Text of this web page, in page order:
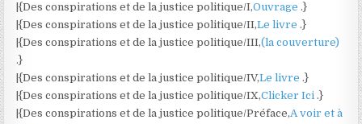
|{Des conspirations et de la justice politique/I,Ouvrage.}
|{Des conspirations et de la justice politique/II,Le livre.}
|{Des conspirations et de la justice politique/III,(la couverture)
.}
|{Des conspirations et de la justice politique/IV,Le livre.}
|{Des conspirations et de la justice politique/IX,Clicker Ici.}
|{Des conspirations et de la justice politique/Préface,A voir et à